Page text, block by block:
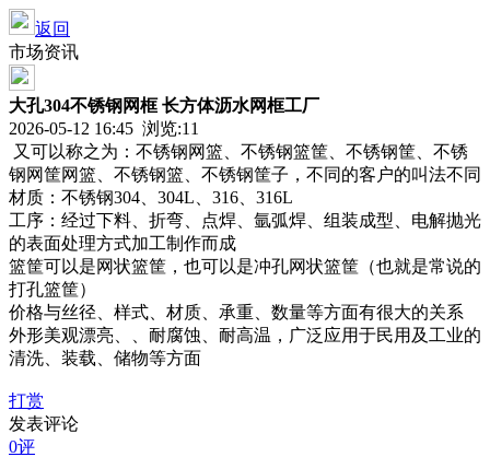
返回
市场资讯
大孔304不锈钢网框 长方体沥水网框工厂
2026-05-12 16:45 浏览:11
又可以称之为：不锈钢网篮、不锈钢篮筐、不锈钢筐、不锈
钢网筐网篮、不锈钢篮、不锈钢筐子，不同的客户的叫法不同
材质：不锈钢304、304L、316、316L
工序：经过下料、折弯、点焊、氩弧焊、组装成型、电解抛光
的表面处理方式加工制作而成
篮筐可以是网状篮筐，也可以是冲孔网状篮筐（也就是常说的
打孔篮筐）
价格与丝径、样式、材质、承重、数量等方面有很大的关系
外形美观漂亮、、耐腐蚀、耐高温，广泛应用于民用及工业的
清洗、装载、储物等方面
打赏
发表评论
0评